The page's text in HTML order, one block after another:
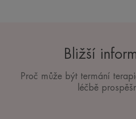
Bližší
Proč může být termání
léčbě